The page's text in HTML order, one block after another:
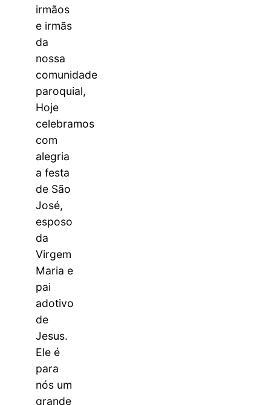
irmãos
e irmãs
da
nossa
comunidade
paroquial,
Hoje
celebramos
com
alegria
a festa
de São
José,
esposo
da
Virgem
Maria e
pai
adotivo
de
Jesus.
Ele é
para
nós um
grande